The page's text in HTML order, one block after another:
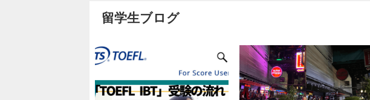
留学生ブログ